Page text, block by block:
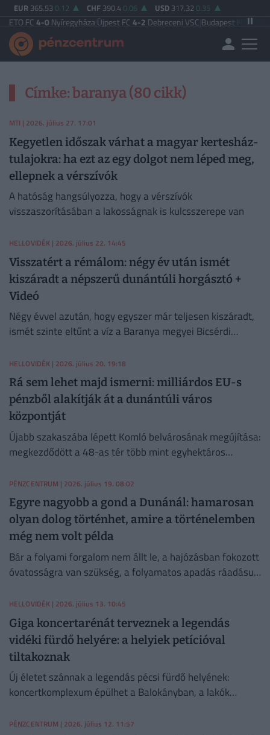
EUR 365.53 0.12 CHF 390.4 0.06 USD 317.32 0.35
FC 4-0Nyíregyháza|Újpest FC4-2Debreceni VSC|Budapest Honvéd FC
Címke: baranya (80 cikk)
MTI | 2026. július 27. 17:01
Kegyetlen időszak várhat a magyar kertesház-
tulajokra: ha ezt az egy dolgot nem léped meg,
ellepnek a vérszívók
A hatóság hangsúlyozza, hogy a vérszívók
visszaszorításában a lakosságnak is kulcsszerepe van
HELLOVIDÉK | 2026. július 22. 14:45
Visszatért a rémálom: négy év után ismét
kiszáradt a népszerű dunántúli horgásztó +
Videó
Négy évvel azután, hogy egyszer már teljesen kiszáradt,
ismét szinte eltűnt a víz a Baranya megyei Bicsérdi
HELLOVIDÉK | 2026. július 20. 19:18
Rá sem lehet majd ismerni: milliárdos EU-s
pénzből alakítják át a dunántúli város
központját
Újabb szakaszába lépett Komló belvárosának megújítása:
megkezdődött a 48-as tér több mint egyhektáros
európai uniós támogatásból valósul meg.
PÉNZCENTRUM | 2026. július 19. 08:02
Egyre nagyobb a gond a Dunánál: hamarosan
olyan dolog történhet, amire a történelemben
még nem volt példa
Bár a folyami forgalom nem állt le, a hajózásban fokozott
óvatosságra van szükség, a folyamatos apadás ráadásul
HELLOVIDÉK | 2026. július 13. 10:45
Giga koncertarénát terveznek a legendás
vidéki fürdő helyére: a helyiek petícióval
tiltakoznak
Új életet szánnak a legendás pécsi fürdő helyének:
koncertkomplexum épülhet a Balokányban, a lakók
PÉNZCENTRUM | 2026. július 12. 11:57